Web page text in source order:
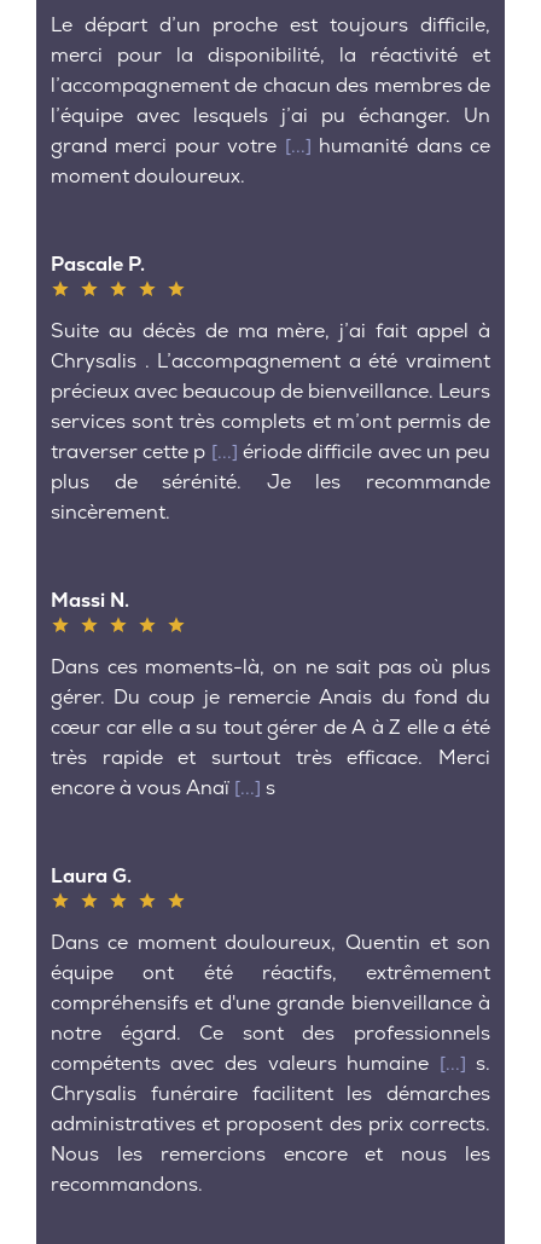
Le départ d’un proche est toujours difficile,
merci pour la disponibilité, la réactivité et
l’accompagnement de chacun des membres de
l’équipe avec lesquels j’ai pu échanger. Un
grand merci pour votre [...] humanité dans ce
moment douloureux.
Pascale P.
Suite au décès de ma mère, j’ai fait appel à
Chrysalis . L’accompagnement a été vraiment
précieux avec beaucoup de bienveillance. Leurs
services sont très complets et m’ont permis de
traverser cette p [...] ériode difficile avec un peu
plus de sérénité. Je les recommande
sincèrement.
Massi N.
Dans ces moments-là, on ne sait pas où plus
gérer. Du coup je remercie Anais du fond du
cœur car elle a su tout gérer de A à Z elle a été
très rapide et surtout très efficace. Merci
encore à vous Anaï [...] s
Laura G.
Dans ce moment douloureux, Quentin et son
équipe ont été réactifs, extrêmement
compréhensifs et d'une grande bienveillance à
notre égard. Ce sont des professionnels
compétents avec des valeurs humaine [...] s.
Chrysalis funéraire facilitent les démarches
administratives et proposent des prix corrects.
Nous les remercions encore et nous les
recommandons.